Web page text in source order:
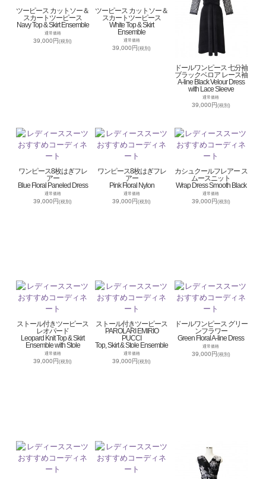
ツーピース カットソー＆
スカートツーピース
Navy Top & Skirt Ensemble
通常価格
39,000円(税別)
ツーピース カットソー＆
スカートツーピース
White Top & Skirt
Ensemble
通常価格
39,000円(税別)
ドールワンピース 七分袖
ブラックベロア レース袖
A-line Black Velour Dress
with Lace Sleeve
通常価格
39,000円(税別)
ワンピース8枚はぎフレ
アー
Blue Floral Paneled Dress
通常価格
39,000円(税別)
ワンピース8枚はぎフレ
アー
Pink Floral Nylon
通常価格
39,000円(税別)
カシュクールフレアー ス
ムースニット
Wrap Dress Smooth Black
通常価格
39,000円(税別)
ストール付きツーピース
レオパード
Leopard Knit Top & Skirt
Ensemble with Stole
通常価格
39,000円(税別)
ストール付きツーピース
PAROLARI EMIRIO
PUCCI
Top, Skirt & Stole Ensemble
通常価格
39,000円(税別)
ドールワンピース グリー
ンフラワー
Green Floral A-line Dress
通常価格
39,000円(税別)